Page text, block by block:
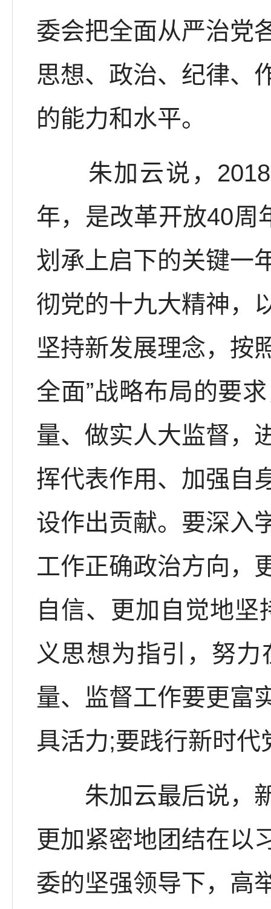
委会把全面从严治党
思想、政治、纪律、
的能力和水平。
朱加云说，2018
年，是改革开放40周
划承上启下的关键一
彻党的十九大精神，
坚持新发展理念，按
全面”战略布局的要
量、做实人大监督，
挥代表作用、加强自
设作出贡献。要深入
工作正确政治方向，
自信、更加自觉地
义思想为指引，努
量、监督工作要更富
具活力;要践行新时
朱加云最后说，新
更加紧密地团结在以
委的坚强领导下，高